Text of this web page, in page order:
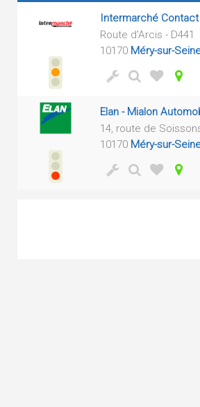
Intermarché
Route d'Arcis - D441
10170 Méry-sur-
Elan - Mialon
14, route de
10170 Méry-sur-